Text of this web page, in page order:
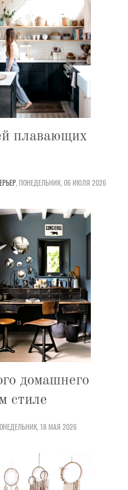
плавающих
,ПОНЕДЕЛЬНИК, 06 ИЮЛЯ 2026
домашнего
стиле
18 МАЯ 2026